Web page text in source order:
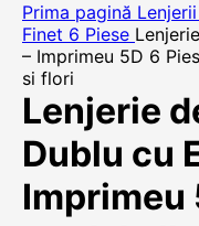
Prima pagină
Finet 6 Piese
– Imprimeu 5D 6
si flori
Lenjerie
Dublu cu
Imprimeu